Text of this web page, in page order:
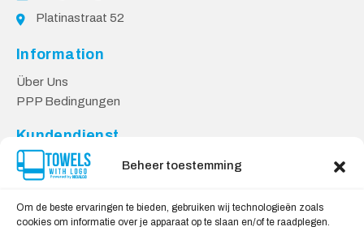
Beheer toestemming
Om de beste ervaringen te bieden, gebruiken wij technologieën zoals
cookies om informatie over je apparaat op te slaan en/of te raadplegen.
Platinastraat 52
Information
Über Uns
PPP Bedingungen
Kundendienst
Kontakt
Datenschutzbestimmungen
Lieferung & Rücksendung